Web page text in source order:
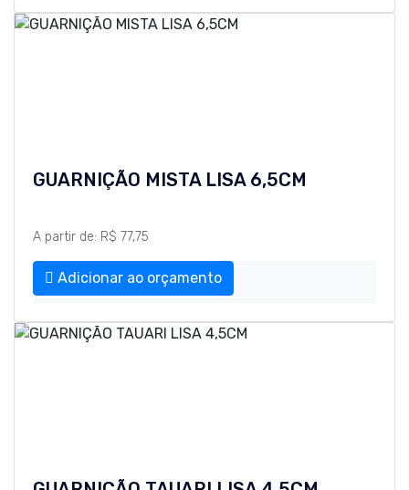
GUARNIÇÃO MISTA LISA 6,5CM
A partir de: R$ 77,75
Adicionar ao orçamento